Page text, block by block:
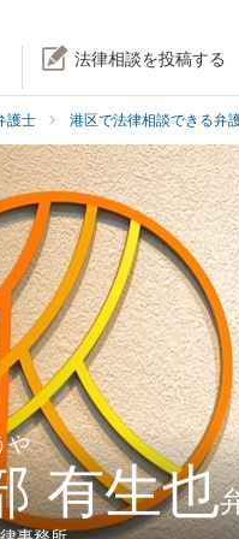
法律相談を投稿する
護士 港区で法律相談できる弁
や
有生也